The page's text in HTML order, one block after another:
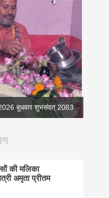
बुधवार शुभसंवत् 2083
की मलिका
अमृता प्रीतम